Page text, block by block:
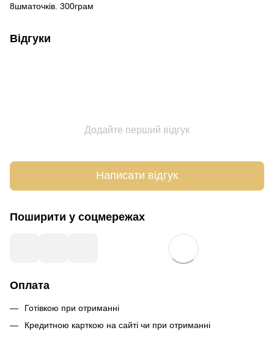
8шматочків. 300грам
Відгуки
Додайте перший відгук
Написати відгук
Поширити у соцмережах
Оплата
Готівкою при отриманні
Кредитною карткою на сайті чи при отриманні